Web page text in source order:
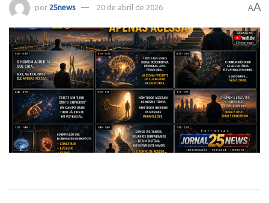
por 25news 20 de abril de 2026 AA